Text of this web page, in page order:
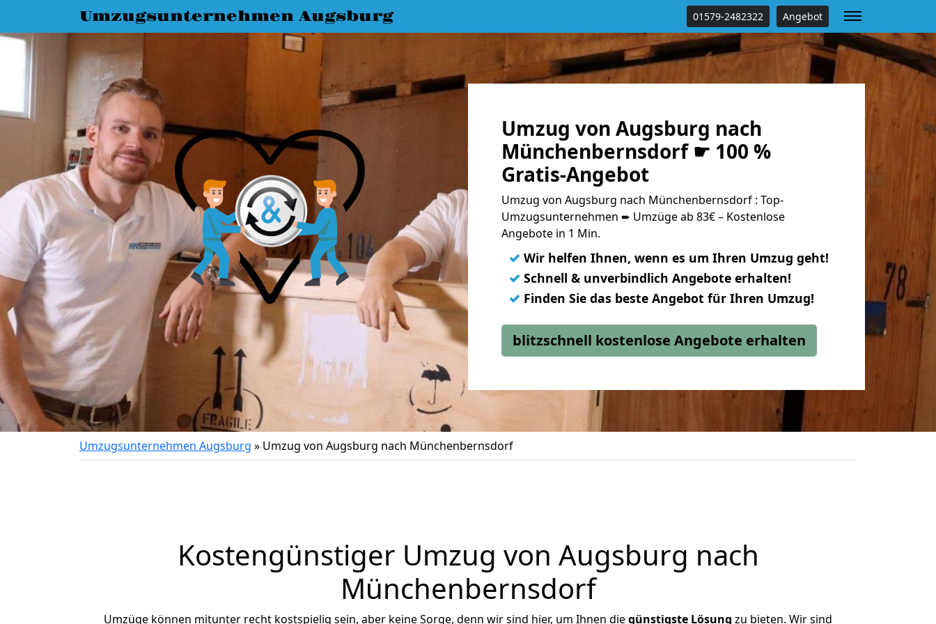
Umzugsunternehmen Augsburg 01579-2482322 Angebot
Umzug von Augsburg nach
Münchenbernsdorf ☛ 100 %
Gratis-Angebot
Umzug von Augsburg nach Münchenbernsdorf : Top-
Umzugsunternehmen ➨ Umzüge ab 83€ – Kostenlose
Angebote in 1 Min.
✓ Wir helfen Ihnen, wenn es um Ihren Umzug geht!
✓ Schnell & unverbindlich Angebote erhalten!
✓ Finden Sie das beste Angebot für Ihren Umzug!
blitzschnell kostenlose Angebote erhalten
Umzugsunternehmen Augsburg » Umzug von Augsburg nach Münchenbernsdorf
Kostengünstiger Umzug von Augsburg nach
Münchenbernsdorf
Umzüge können mitunter recht kostspielig sein, aber keine Sorge, denn wir sind hier, um Ihnen diegünstigste Lösung zu bieten. Wir sind